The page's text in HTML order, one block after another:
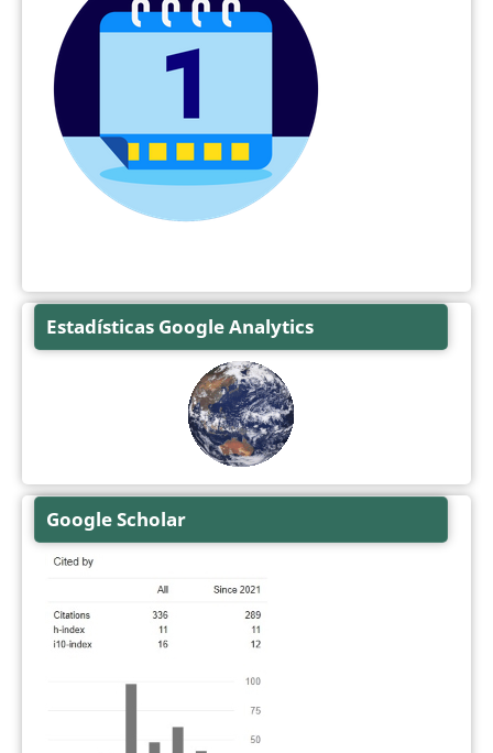
Estadísticas Google Analytics
Google Scholar